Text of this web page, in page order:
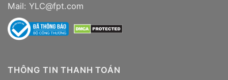
Mail: YLC@fpt.com
THÔNG TIN THANH TOÁN